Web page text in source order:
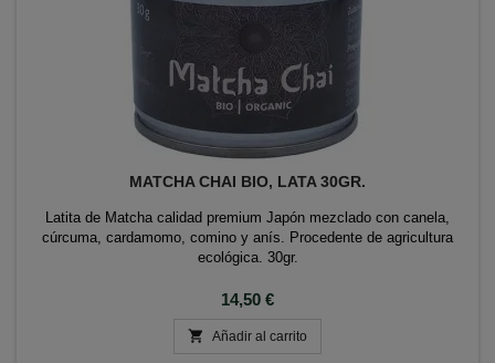
MATCHA CHAI BIO, LATA 30GR.
Latita de Matcha calidad premium Japón mezclado con canela,
cúrcuma, cardamomo, comino y anís. Procedente de agricultura
ecológica. 30gr.
Precio
14,50 €
 Añadir al carrito